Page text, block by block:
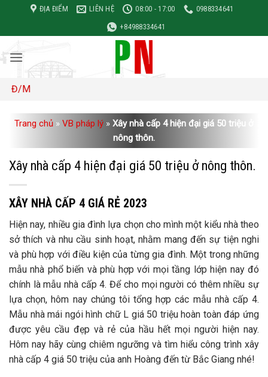
nội
dung
ĐỊA ĐIỂM LIÊN HỆ 08:00 - 17:00
0988334641
+84988334641
Trang chủ » VB pháp lý » Xây nhà cấp 4 hiện đại giá 50 triệu ở
nông thôn.
Xây nhà cấp 4 hiện đại giá 50 triệu ở nông thôn.
XÂY NHÀ CẤP 4 GIÁ RẺ 2023
Hiện nay, nhiều gia đình lựa chọn cho mình một kiểu nhà theo
sở thích và nhu cầu sinh hoạt, nhằm mang đến sự tiện nghi
và phù hợp với điều kiện của từng gia đình. Một trong những
mẫu nhà phổ biến và phù hợp với mọi tầng lớp hiện nay đó
chính là mẫu nhà cấp 4. Để cho mọi người có thêm nhiều sự
lựa chọn, hôm nay chúng tôi tổng hợp các mẫu nhà cấp 4.
Mẫu nhà mái ngói hình chữ L giá 50 triệu hoàn toàn đáp ứng
được yêu cầu đẹp và rẻ của hầu hết mọi người hiện nay.
Hôm nay hãy cùng chiêm ngưỡng và tìm hiểu công trình xây
nhà cấp 4 giá 50 triệu của anh Hoàng đến từ Bắc Giang nhé!